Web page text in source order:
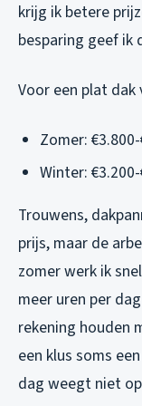
krijg ik betere
besparing geef ik
Voor een plat dak
Zomer:
Winter:
Trouwens,
prijs, maar de
zomer werk ik
meer uren per
rekening houden
een klus soms
dag weegt niet